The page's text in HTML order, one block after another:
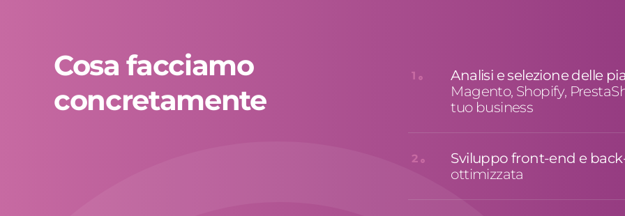
Cosa facciamo
concretamente
1 Analisi e selezione delle
Magento, Shopify,
tuo business
2 Sviluppo front-end e
ottimizzata